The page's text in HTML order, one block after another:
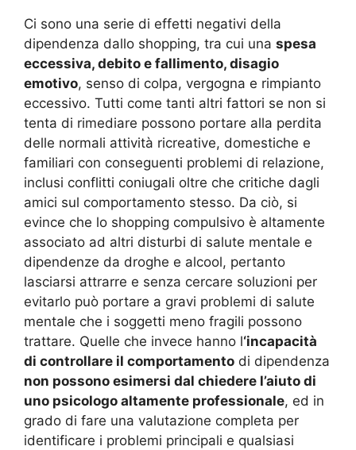
Ci sono una serie di effetti negativi della
dipendenza dallo shopping, tra cui una spesa
eccessiva, debito e fallimento, disagio
emotivo, senso di colpa, vergogna e rimpianto
eccessivo. Tutti come tanti altri fattori se non si
tenta di rimediare possono portare alla perdita
delle normali attività ricreative, domestiche e
familiari con conseguenti problemi di relazione,
inclusi conflitti coniugali oltre che critiche dagli
amici sul comportamento stesso. Da ciò, si
evince che lo shopping compulsivo è altamente
associato ad altri disturbi di salute mentale e
dipendenze da droghe e alcool, pertanto
lasciarsi attrarre e senza cercare soluzioni per
evitarlo può portare a gravi problemi di salute
mentale che i soggetti meno fragili possono
trattare. Quelle che invece hanno l‘incapacità
di controllare il comportamento di dipendenza
non possono esimersi dal chiedere l’aiuto di
uno psicologo altamente professionale, ed in
grado di fare una valutazione completa per
identificare i problemi principali e qualsiasi